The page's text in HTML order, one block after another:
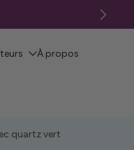
À propos
quartz vert